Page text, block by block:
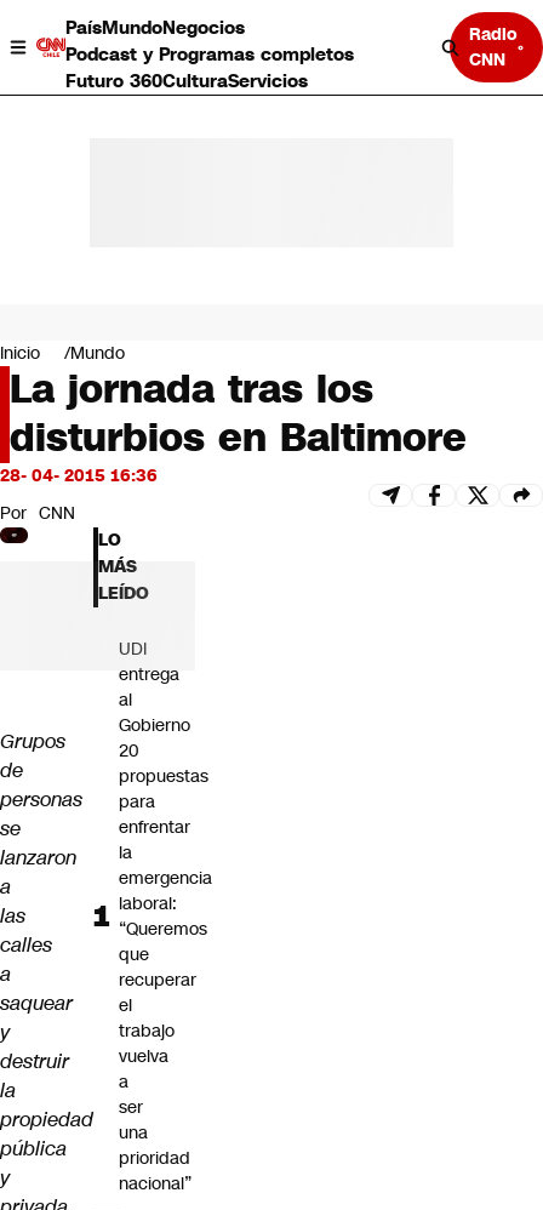
PaísMundoNegocios
Podcast y Programas completos
Futuro 360CulturaServicios
Radio
CNN
Negocios
Deportes
Programas completos
Cultura
Servicios
Bits
CNN Data
CNN tiempo
Futuro 360
Inicio Mundo
La jornada tras los
disturbios en Baltimore
28- 04- 2015 16:36
Por CNN
Grupos
de
personas
se
lanzaron
a
las
calles
a
saquear
y
destruir
la
propiedad
pública
y
LO
MÁS
LEÍDO
UDI
entrega
al
Gobierno
20
propuestas
para
enfrentar
la
emergencia
laboral:
“Queremos
que
recuperar
el
trabajo
vuelva
a
ser
una
prioridad
nacional”